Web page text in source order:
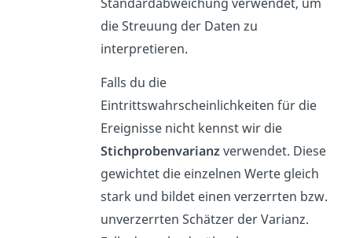
Standardabweichung verwendet, um
die Streuung der Daten zu
interpretieren.
Falls du die
Eintrittswahrscheinlichkeiten für die
Ereignisse nicht kennst wir die
Stichprobenvarianzverwendet. Diese
gewichtet die einzelnen Werte gleich
stark und bildet einen verzerrten bzw.
unverzerrten Schätzer der Varianz.